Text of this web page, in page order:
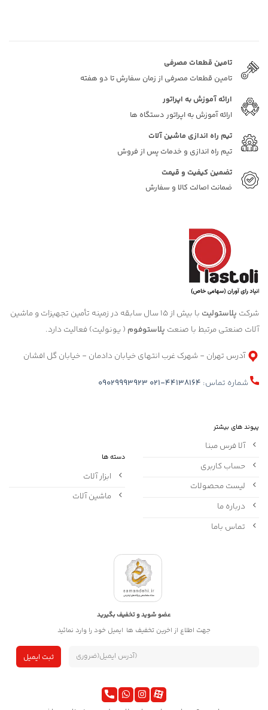
تامین قطعات مصرفی
تامین قطعات مصرفی از زمان سفارش تا دو هفته
ارائه آموزش به اپراتور
ارائه آموزش به اپراتور دستگاه ها
تیم راه اندازی ماشین آلات
تیم راه اندازی و خدمات پس از فروش
تضمین کیفیت و قیمت
ضمانت اصالت کالا و سفارش
شرکت پلاستولیت
با بیش از 15 سال سابقه در زمینه تأمین تجهیزات و ماشین
آلات صنعتی مرتبط با صنعت پلاستوفوم ( یونولیت) فعالیت دارد.
آدرس تهران - شهرک غرب انتهای خیابان دادمان - خیابان گل افشان
شماره تماس: 021-44138164
09029993923
پیوند های بیشتر
آلا فرس مبنا
حساب کاربری
لیست محصولات
درباره ما
تماس باما
دسته ها
ابزار آلات
ماشین آلات
عضو شوید و تخفیف بگیرید
جهت اطلاع از اخرین تخفیف ها ایمیل خود را وارد نمائید